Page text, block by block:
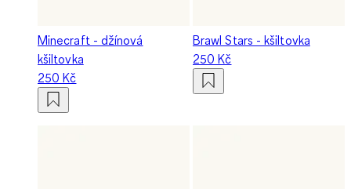
Minecraft - džínová
kšiltovka
250 Kč
Brawl Stars - kšiltovka
250 Kč